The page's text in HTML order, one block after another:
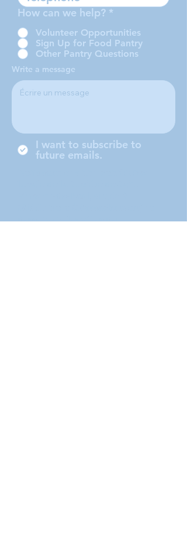
How can we help? *
Volunteer Opportunities
Sign Up for Food Pantry
Other Pantry Questions
Write a message
I want to subscribe to
future emails.
desservant les villes de